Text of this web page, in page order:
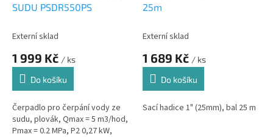
SUDU PSDR550PS
Externí sklad
1 999 Kč / ks
Do košíku
Čerpadlo pro čerpání vody ze
sudu, plovák, Qmax = 5 m3/hod,
Pmax = 0.2 MPa, P2 0,27 kW,
25m
Externí sklad
1 689 Kč / ks
Do košíku
Sací hadice 1" (25mm), bal 25 m